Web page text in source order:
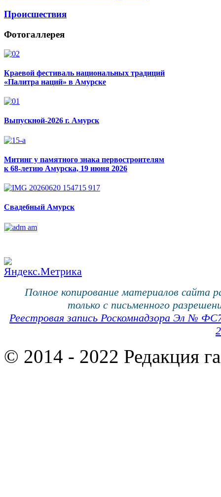
Происшествия
Фотогаллерея
Краевой фестиваль национальных традиций
«Палитра наций» в Амурске
Выпускной-2026 г. Амурск
Митинг у памятного знака первостроителям
к 68-летию Амурска, 19 июня 2026
Свадебный Амурск
Полное копирование материалов сайта
только с письменного
Реестровая запись Роскомнадзора Эл №
© 2014 - 2022 Редакция